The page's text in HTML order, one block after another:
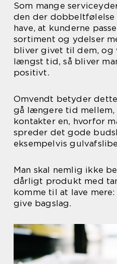
Som mange
den der dobbeltfølelse
have, at kunderne
sortiment og ydelser
bliver givet til dem, og
længst tid, så bliver
positivt.
Omvendt betyder
gå længere tid mellem,
kontakter en, hvorfor
spreder det gode
eksempelvis
Man skal nemlig ikke
dårligt produkt med
komme til at lave
give bagslag.